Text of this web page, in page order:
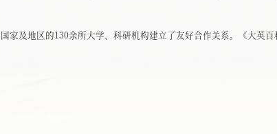
及地区的130余所大学、科研机构建立了友好合作关系。《大英百